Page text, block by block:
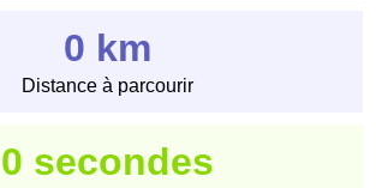
0 km
Distance à parcourir
0 secondes